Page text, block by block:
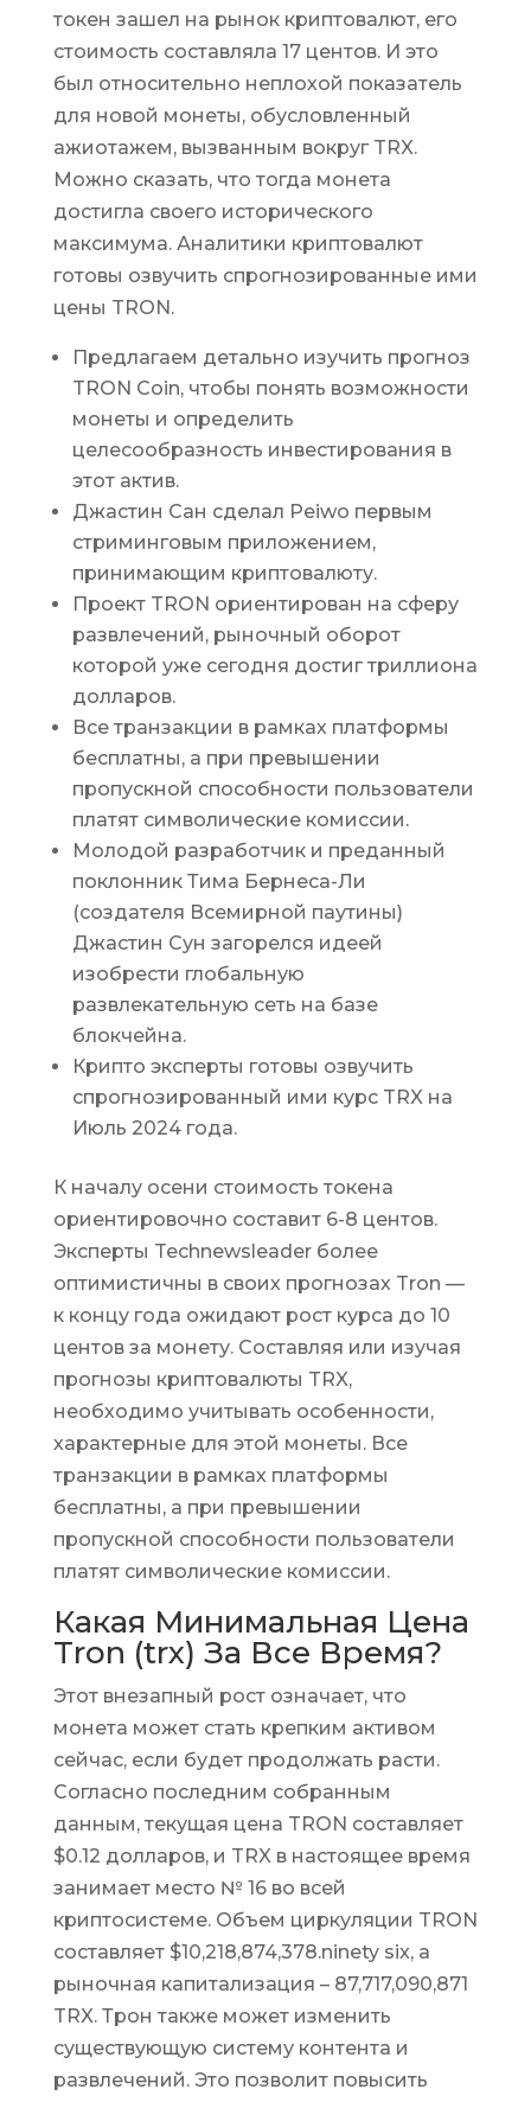
токен зашел на рынок криптовалют, его
стоимость составляла 17 центов. И это
был относительно неплохой показатель
для новой монеты, обусловленный
ажиотажем, вызванным вокруг TRX.
Можно сказать, что тогда монета
достигла своего исторического
максимума. Аналитики криптовалют
готовы озвучить спрогнозированные ими
цены TRON.
Предлагаем детально изучить прогноз
TRON Coin, чтобы понять возможности
монеты и определить
целесообразность инвестирования в
этот актив.
Джастин Сан сделал Peiwo первым
стриминговым приложением,
принимающим криптовалюту.
Проект TRON ориентирован на сферу
развлечений, рыночный оборот
которой уже сегодня достиг триллиона
долларов.
Все транзакции в рамках платформы
бесплатны, а при превышении
пропускной способности пользователи
платят символические комиссии.
Молодой разработчик и преданный
поклонник Тима Бернеса-Ли
(создателя Всемирной паутины)
Джастин Сун загорелся идеей
изобрести глобальную
развлекательную сеть на базе
блокчейна.
Крипто эксперты готовы озвучить
спрогнозированный ими курс TRX на
Июль 2024 года.
К началу осени стоимость токена
ориентировочно составит 6-8 центов.
Эксперты Technewsleader более
оптимистичны в своих прогнозах Tron —
к концу года ожидают рост курса до 10
центов за монету. Составляя или изучая
прогнозы криптовалюты TRX,
необходимо учитывать особенности,
характерные для этой монеты. Все
транзакции в рамках платформы
бесплатны, а при превышении
пропускной способности пользователи
платят символические комиссии.
Какая Минимальная Цена
Tron (trx) За Все Время?
Этот внезапный рост означает, что
монета может стать крепким активом
сейчас, если будет продолжать расти.
Согласно последним собранным
данным, текущая цена TRON составляет
$0.12 долларов, и TRX в настоящее время
занимает место № 16 во всей
криптосистеме. Объем циркуляции TRON
составляет $10,218,874,378.ninety six, а
рыночная капитализация – 87,717,090,871
TRX. Трон также может изменить
существующую систему контента и
развлечений. Это позволит повысить